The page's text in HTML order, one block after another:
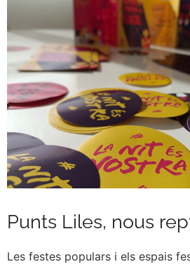
Punts Liles, nous
Les festes populars i els espais